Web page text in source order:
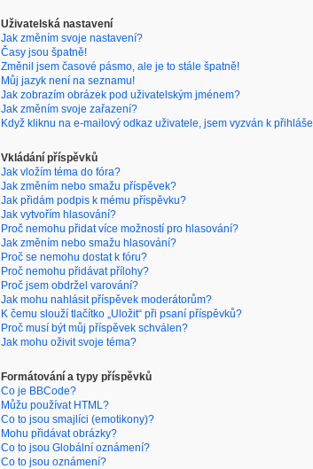
Uživatelská nastavení
Jak změním svoje nastavení?
Časy jsou špatně!
Změnil jsem časové pásmo, ale je to stále špatně!
Můj jazyk není na seznamu!
Jak zobrazím obrázek pod uživatelským jménem?
Jak změním svoje zařazení?
Když kliknu na e-mailový odkaz uživatele, jsem vyzván k
Vkládání příspěvků
Jak vložím téma do fóra?
Jak změním nebo smažu příspěvek?
Jak přidám podpis k mému příspěvku?
Jak vytvořím hlasování?
Proč nemohu přidat více možností pro hlasování?
Jak změním nebo smažu hlasování?
Proč se nemohu dostat k fóru?
Proč nemohu přidávat přílohy?
Proč jsem obdržel varování?
Jak mohu nahlásit příspěvek moderátorům?
K čemu slouží tlačítko „Uložit“ při psaní příspěvků?
Proč musí být můj příspěvek schválen?
Jak mohu oživit svoje téma?
Formátování a typy příspěvků
Co je BBCode?
Můžu používat HTML?
Co to jsou smajlíci (emotikony)?
Mohu přidávat obrázky?
Co to jsou Globální oznámení?
Co to jsou oznámení?